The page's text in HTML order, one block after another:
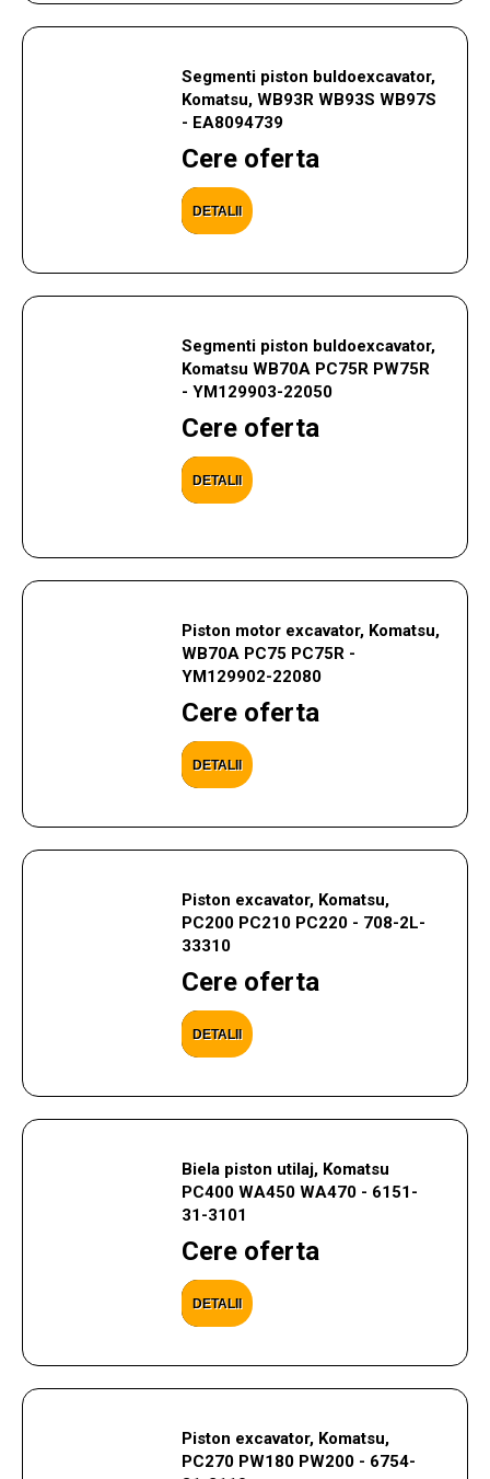
Segmenti piston buldoexcavator,
Komatsu, WB93R WB93S WB97S
- EA8094739
Cere oferta
DETALII
Segmenti piston buldoexcavator,
Komatsu WB70A PC75R PW75R
- YM129903-22050
Cere oferta
DETALII
Piston motor excavator, Komatsu,
WB70A PC75 PC75R -
YM129902-22080
Cere oferta
DETALII
Piston excavator, Komatsu,
PC200 PC210 PC220 - 708-2L-
33310
Cere oferta
DETALII
Biela piston utilaj, Komatsu
PC400 WA450 WA470 - 6151-
31-3101
Cere oferta
DETALII
Piston excavator, Komatsu,
PC270 PW180 PW200 - 6754-